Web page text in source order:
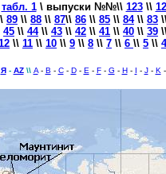
табл. 1\ выпуски №№\\ 123 \\
89 \\ 88 \\ 87\\ 86 \\ 85 \\ 84 \\ 83
45 \\ 44\\ 43 \\ 42 \\ 41 \\ 40 \\ 39
\\ 11 \\ 10 \\ 9 \\ 8 \\ 7 \\ 6 \\ 5 \\ 4
Я- AZ\\ A- B - C- D- E - F- G - H- I - J- K -